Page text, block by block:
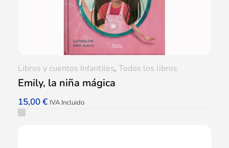
Emily, la niña mágica
15,00€ IVA Incluido
Libros y cuentos Infantiles, Todos los libros